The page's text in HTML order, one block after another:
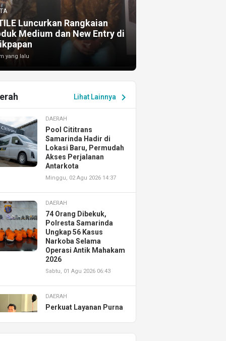
Luncurkan Rangkaian
Medium dan New Entry di
yang lalu
Lihat Lainnya chevron_right
DAERAH
Pool Cititrans
Samarinda Hadir di
Lokasi Baru, Permudah
Akses Perjalanan
Antarkota
Minggu, 02 Agu 2026 14:37
DAERAH
74 Orang Dibekuk,
Polresta Samarinda
Ungkap 56 Kasus
Narkoba Selama
Operasi Antik Mahakam
2026
Sabtu, 01 Agu 2026 06:43
DAERAH
Perkuat Layanan Purna
Resmikan AHASS